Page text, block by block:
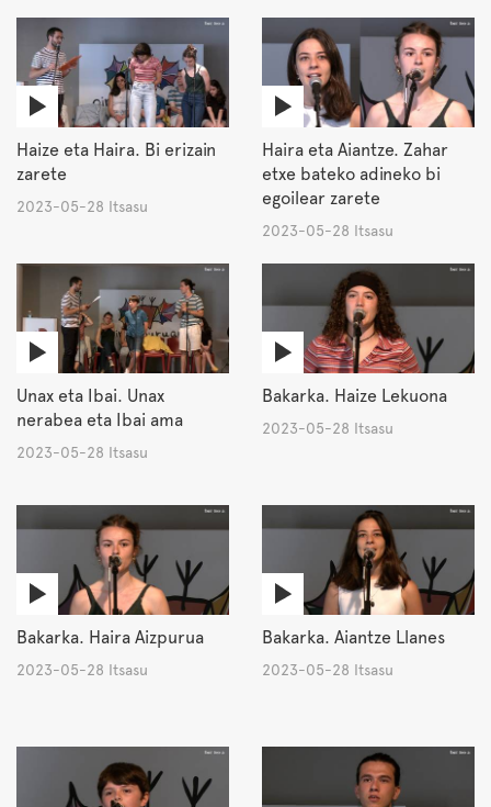
Haize eta Haira. Bi erizain
zarete
2023-05-28 Itsasu
Haira eta Aiantze. Zahar
etxe bateko adineko bi
egoilear zarete
2023-05-28 Itsasu
Unax eta Ibai. Unax
nerabea eta Ibai ama
2023-05-28 Itsasu
Bakarka. Haize Lekuona
2023-05-28 Itsasu
Bakarka. Haira Aizpurua
2023-05-28 Itsasu
Bakarka. Aiantze Llanes
2023-05-28 Itsasu